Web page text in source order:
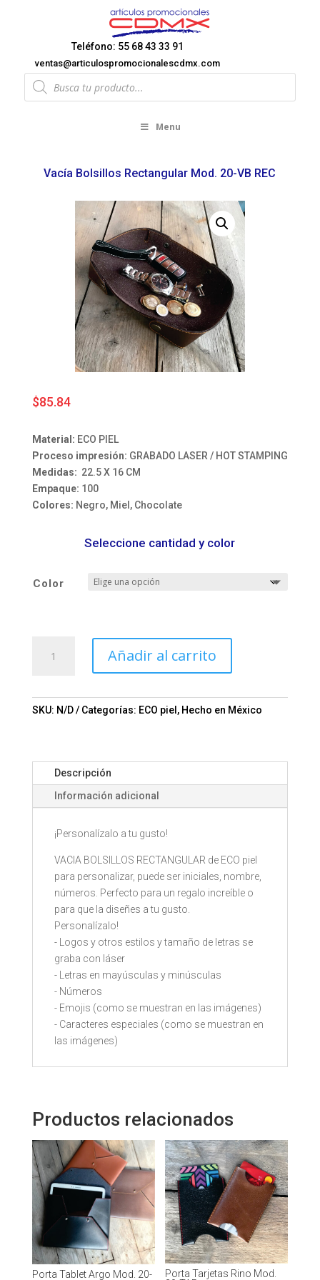
Teléfono: 55 68 43 33 91
ventas@articulospromocionalescdmx.com
Products
search
Menu
Vacía Bolsillos Rectangular Mod. 20-VB REC
$85.84
Material: ECO PIEL
Proceso impresión: GRABADO LASER / HOT STAMPING
Medidas: 22.5 X 16 CM
Empaque: 100
Colores: Negro, Miel, Chocolate
Seleccione cantidad y color
Color
Bolsillos
Rectangular
20-
cantidad
Añadir al carrito
SKU: N/D Categorías: ECO piel , Hecho en México
Descripción
Información adicional
¡Personalízalo a tu gusto!
VACIA BOLSILLOS RECTANGULAR de ECO piel
para personalizar, puede ser iniciales, nombre,
números. Perfecto para un regalo increíble o
para que la diseñes a tu gusto.
Personalízalo!
- Logos y otros estilos y tamaño de letras se
graba con láser
- Letras en mayúsculas y minúsculas
- Números
- Emojis (como se muestran en las imágenes)
- Caracteres especiales (como se muestran en
las imágenes)
Productos relacionados
Porta Tablet Argo Mod. 20-
Porta Tarjetas Rino Mod.